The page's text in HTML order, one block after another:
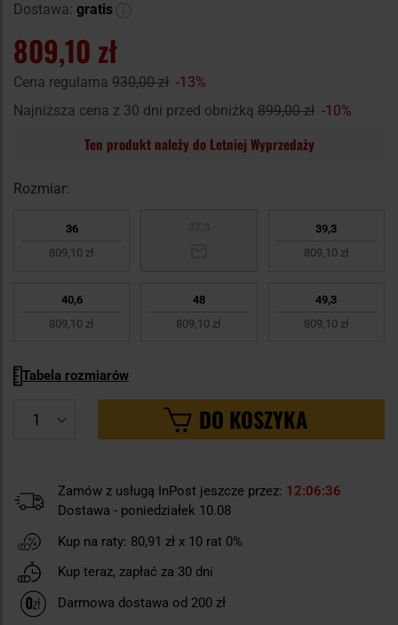
Dostawa: gratis
809,10 zł
Cena regularna 930,00 zł -13%
Najniższa cena z 30 dni przed obniżką 899,00 zł -10%
Ten produkt należy do Letniej Wyprzedaży
Rozmiar:
36
809,10 zł
39,3
809,10 zł
40,6
809,10 zł
48
809,10 zł
49,3
809,10 zł
Tabela rozmiarów
DO KOSZYKA
Zamów z usługą InPost jeszcze przez: 12 06 35
Dostawa - poniedziałek 10.08
Kup na raty: 80,91 zł x 10 rat 0%
Kup teraz, zapłać za 30 dni
Darmowa dostawa od 200 zł